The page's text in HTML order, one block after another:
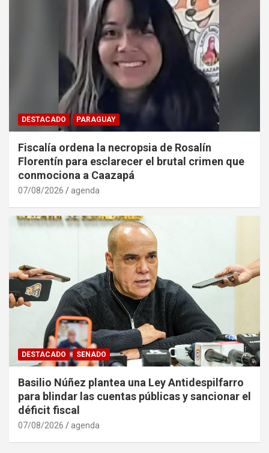
DESTACADO PARAGUAY
Fiscalía ordena la necropsia de Rosalín
Florentín para esclarecer el brutal crimen que
conmociona a Caazapá
07/08/2026 agenda
DESTACADO SENADO
Basilio Núñez plantea una Ley Antidespilfarro
para blindar las cuentas públicas y sancionar el
déficit fiscal
07/08/2026 agenda